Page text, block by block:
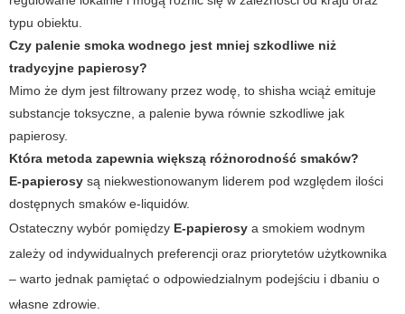
typu obiektu.
Czy palenie smoka wodnego jest mniej szkodliwe niż
tradycyjne papierosy?
Mimo że dym jest filtrowany przez wodę, to shisha wciąż emituje
substancje toksyczne, a palenie bywa równie szkodliwe jak
papierosy.
Która metoda zapewnia większą różnorodność smaków?
E-papierosy są niekwestionowanym liderem pod względem ilości
dostępnych smaków e-liquidów.
Ostateczny wybór pomiędzy E-papierosy a smokiem wodnym
zależy od indywidualnych preferencji oraz priorytetów użytkownika
– warto jednak pamiętać o odpowiedzialnym podejściu i dbaniu o
własne zdrowie.